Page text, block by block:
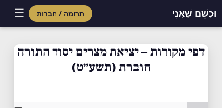
וּכְשֵׁם שֶׁאֲנִי תרומה / חברות ☰
contentדפי מקורות – יציאת מצרים יסוד התורה
חוברת (תשע״ט)